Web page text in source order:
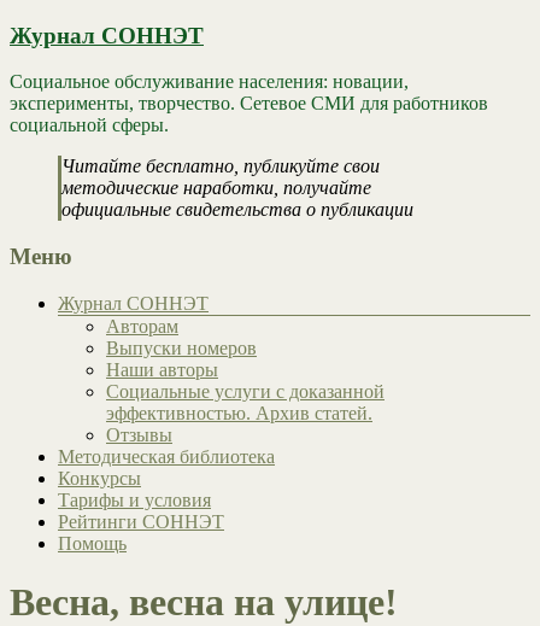
Журнал СОННЭТ
Социальное обслуживание населения: новации,
эксперименты, творчество. Сетевое СМИ для работников
социальной сферы.
Читайте бесплатно, публикуйте свои
методические наработки, получайте
официальные свидетельства о публикации
Меню
Журнал СОННЭТ
Авторам
Выпуски номеров
Наши авторы
Социальные услуги с доказанной
эффективностью. Архив статей.
Отзывы
Методическая библиотека
Конкурсы
Тарифы и условия
Рейтинги СОННЭТ
Помощь
Весна, весна на улице!